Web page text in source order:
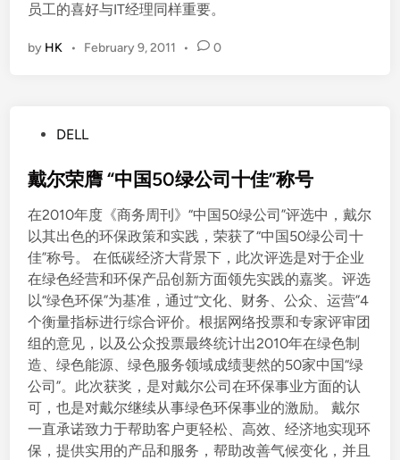
员工的喜好与IT经理同样重要。
by HK • February 9, 2011 • 0
s
e
d
i
n
DELL
戴尔荣膺 “中国50绿公司十佳”称号
在2010年度《商务周刊》“中国50绿公司”评选中，戴尔
以其出色的环保政策和实践，荣获了“中国50绿公司十
佳”称号。 在低碳经济大背景下，此次评选是对于企业
在绿色经营和环保产品创新方面领先实践的嘉奖。评选
以“绿色环保”为基准，通过“文化、财务、公众、运营”4
个衡量指标进行综合评价。根据网络投票和专家评审团
组的意见，以及公众投票最终统计出2010年在绿色制
造、绿色能源、绿色服务领域成绩斐然的50家中国“绿
公司”。此次获奖，是对戴尔公司在环保事业方面的认
可，也是对戴尔继续从事绿色环保事业的激励。 戴尔
一直承诺致力于帮助客户更轻松、高效、经济地实现环
保，提供实用的产品和服务，帮助改善气候变化，并且